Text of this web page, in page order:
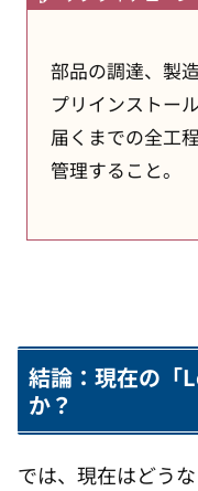
部品の調達、製
プリインストー
届くまでの全工
管理すること。
結論：現在の「
か？
では、現在はどう